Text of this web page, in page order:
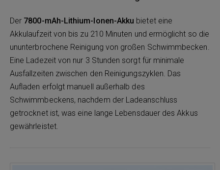
Der 7800-mAh-Lithium-Ionen-Akku bietet eine
Akkulaufzeit von bis zu 210 Minuten und ermöglicht so die
ununterbrochene Reinigung von großen Schwimmbecken.
Eine Ladezeit von nur 3 Stunden sorgt für minimale
Ausfallzeiten zwischen den Reinigungszyklen. Das
Aufladen erfolgt manuell außerhalb des
Schwimmbeckens, nachdem der Ladeanschluss
getrocknet ist, was eine lange Lebensdauer des Akkus
gewährleistet.